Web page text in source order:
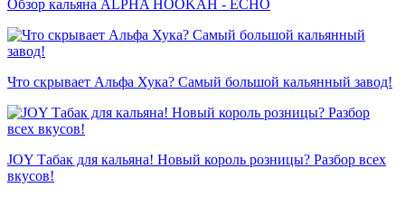
Обзор кальяна ALPHA HOOKAH - ECHO
Что скрывает Альфа Хука? Самый большой кальянный завод!
JOY Табак для кальяна! Новый король розницы? Разбор всех
вкусов!